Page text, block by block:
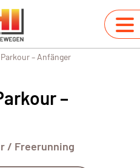
– Anfänger
–
/ Freerunning